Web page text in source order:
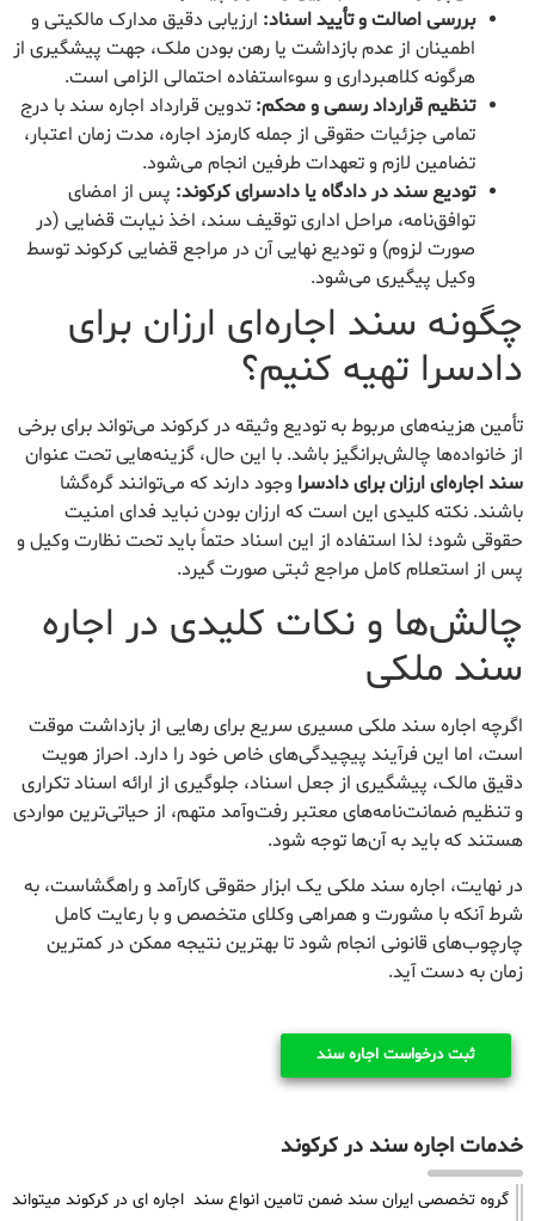
بررسی اصالت و تأیید اسناد: ارزیابی دقیق مدارک مالکیتی و
اطمینان از عدم بازداشت یا رهن بودن ملک، جهت پیشگیری از
هرگونه کلاهبرداری و سوءاستفاده احتمالی الزامی است.
تنظیم قرارداد رسمی و محکم: تدوین قرارداد اجاره سند با درج
تمامی جزئیات حقوقی از جمله کارمزد اجاره، مدت زمان اعتبار،
تضامین لازم و تعهدات طرفین انجام می‌شود.
تودیع سند در دادگاه یا دادسرای کرکوند: پس از امضای
توافق‌نامه، مراحل اداری توقیف سند، اخذ نیابت قضایی (در
صورت لزوم) و تودیع نهایی آن در مراجع قضایی کرکوند توسط
وکیل پیگیری می‌شود.
چگونه سند اجاره‌ای ارزان برای
دادسرا تهیه کنیم؟
تأمین هزینه‌های مربوط به تودیع وثیقه در کرکوند می‌تواند برای برخی
از خانواده‌ها چالش‌برانگیز باشد. با این حال، گزینه‌هایی تحت عنوان
سند اجاره‌ای ارزان برای دادسرا وجود دارند که می‌توانند گره‌گشا
باشند. نکته کلیدی این است که ارزان بودن نباید فدای امنیت
حقوقی شود؛ لذا استفاده از این اسناد حتماً باید تحت نظارت وکیل و
پس از استعلام کامل مراجع ثبتی صورت گیرد.
چالش‌ها و نکات کلیدی در اجاره
سند ملکی
اگرچه اجاره سند ملکی مسیری سریع برای رهایی از بازداشت موقت
است، اما این فرآیند پیچیدگی‌های خاص خود را دارد. احراز هویت
دقیق مالک، پیشگیری از جعل اسناد، جلوگیری از ارائه اسناد تکراری
و تنظیم ضمانت‌نامه‌های معتبر رفت‌وآمد متهم، از حیاتی‌ترین مواردی
هستند که باید به آن‌ها توجه شود.
در نهایت، اجاره سند ملکی یک ابزار حقوقی کارآمد و راهگشاست، به
شرط آنکه با مشورت و همراهی وکلای متخصص و با رعایت کامل
چارچوب‌های قانونی انجام شود تا بهترین نتیجه ممکن در کمترین
زمان به دست آید.
ثبت درخواست اجاره سند
خدمات اجاره سند در کرکوند
گروه تخصصی ایران سند ضمن تامین انواع سند اجاره ای در کرکوند میتواند